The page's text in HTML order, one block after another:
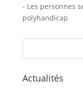
- Les personnes
polyhandicap
Rechercher :
Actualités